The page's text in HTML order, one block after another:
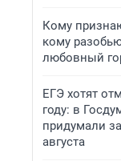
Кому
кому
любовный
ЕГЭ хотят
году: в
придумали
августа